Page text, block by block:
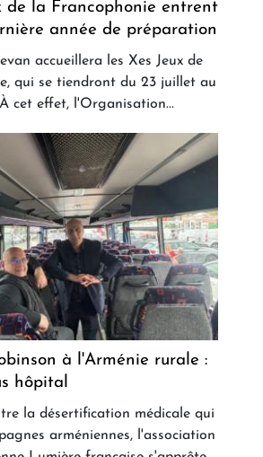
de la Francophonie entrent
année de préparation
accueillera les Xes Jeux de
qui se tiendront du 23 juillet au
cet effet, l'Organisation...
à l'Arménie rurale :
hôpital
la désertification médicale qui
arméniennes, l'association